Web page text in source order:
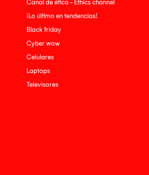
Canal de ética - Ethics channel
¡Lo último en tendencias!
Black friday
Cyber wow
Celulares
Laptops
Televisores